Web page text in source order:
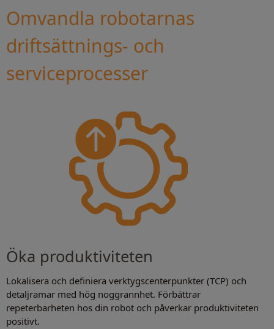
Omvandla robotarnas
driftsättnings- och
serviceprocesser
Öka produktiviteten
Lokalisera och definiera verktygscenterpunkter (TCP) och
detaljramar med hög noggrannhet. Förbättrar
repeterbarheten hos din robot och påverkar produktiviteten
positivt.